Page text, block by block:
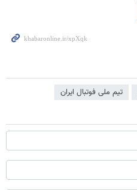
تیم ملی فوتبال ایران